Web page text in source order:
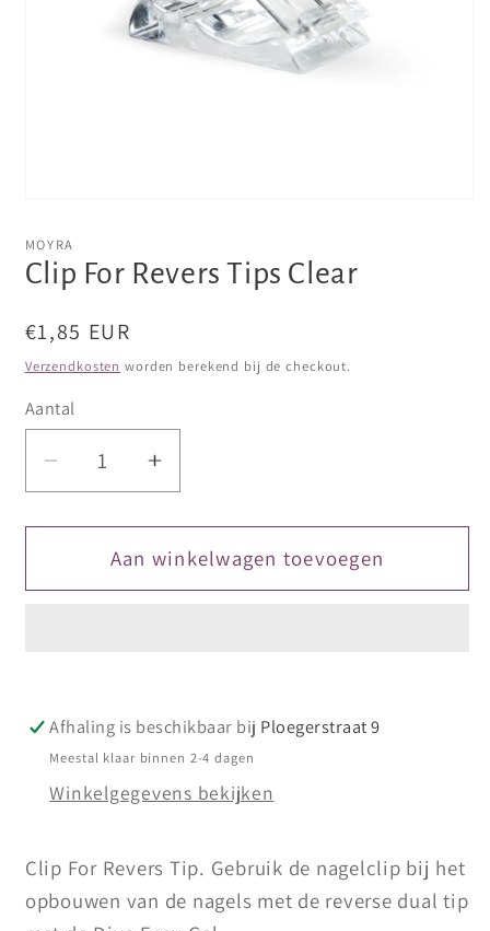
openen
in
modaal
MOYRA
Clip For Revers Tips Clear
Normale
prijs
€1,85 EUR
Verzendkosten worden berekend bij de checkout.
Aantal
Aantal
verlagen
voor
For
Aantal
verhogen
voor
Clip
For
Aan winkelwagen toevoegen
Afhaling is beschikbaar bij Ploegerstraat 9
Meestal klaar binnen 2-4 dagen
Winkelgegevens bekijken
Clip For Revers Tip. Gebruik de nagelclip bij het
opbouwen van de nagels met de reverse dual tip